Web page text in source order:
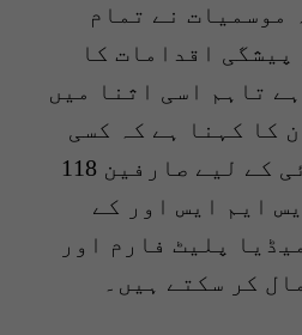
موسمیات نے تمام
اقدامات کا
تاہم اسی اثنا میں
کا کہنا ہے کہ کسی
بھی قسم کی رہنمائی کے لیے صارفین 118
سینٹر، 8119 ایس ایم ایس اور کے
پلیٹ فارم اور
کر سکتے ہیں۔